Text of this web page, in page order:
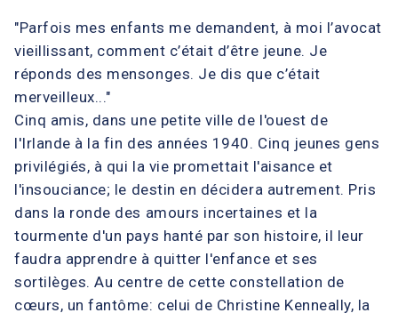
"Parfois mes enfants me demandent, à moi l’avocat
vieillissant, comment c’était d’être jeune. Je
réponds des mensonges. Je dis que c’était
merveilleux..."
Cinq amis, dans une petite ville de l'ouest de
l'Irlande à la fin des années 1940. Cinq jeunes gens
privilégiés, à qui la vie promettait l'aisance et
l'insouciance; le destin en décidera autrement. Pris
dans la ronde des amours incertaines et la
tourmente d'un pays hanté par son histoire, il leur
faudra apprendre à quitter l'enfance et ses
sortilèges. Au centre de cette constellation de
cœurs, un fantôme: celui de Christine Kenneally, la